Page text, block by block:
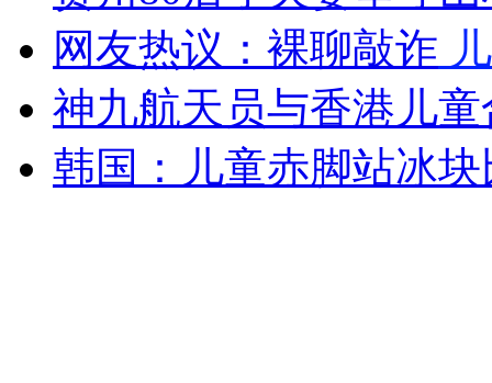
网友热议：裸聊敲诈
神九航天员与香港儿
韩国：儿童赤脚站冰